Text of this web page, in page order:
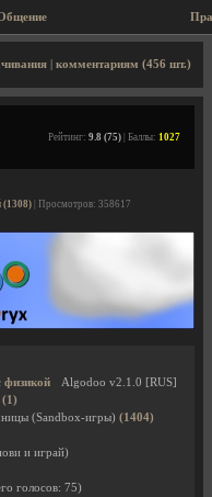
видео
комментариям (456 шт.)
Рейтинг: 9.8 (75) | Баллы: 1027
(1308) | Просмотров: 358617
Algodoo v2.1.0 [RUS]
(1)
(Sandbox-игры) (1404)
и играй)
голосов: 75)